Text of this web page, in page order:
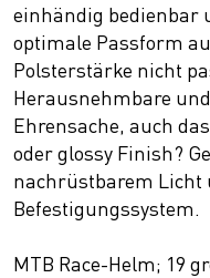
einhändig bedienbar
optimale Passform
Polsterstärke nicht
Herausnehmbare
Ehrensache, auch
oder glossy Finish?
nachrüstbarem Licht
Befestigungssystem.
MTB Race-Helm; 19